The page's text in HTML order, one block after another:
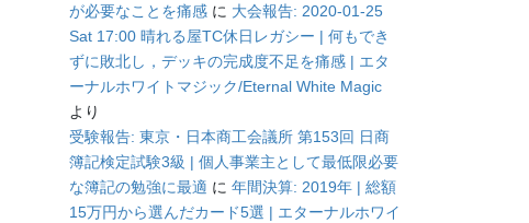
が必要なことを痛感 に 大会報告: 2020-01-25
Sat 17:00 晴れる屋TC休日レガシー | 何もでき
ずに敗北し，デッキの完成度不足を痛感 | エタ
ーナルホワイトマジック/Eternal White Magic
より
受験報告: 東京・日本商工会議所 第153回 日商
簿記検定試験3級 | 個人事業主として最低限必要
な簿記の勉強に最適 に年間決算: 2019年 | 総額
15万円から選んだカード5選 | エターナルホワイ